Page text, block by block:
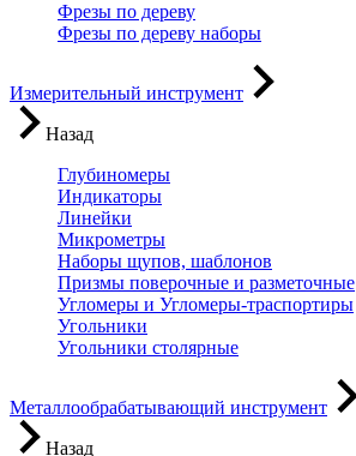
Фрезы по дереву
Фрезы по дереву наборы
Измерительный инструмент
Назад
Глубиномеры
Индикаторы
Линейки
Микрометры
Наборы щупов, шаблонов
Призмы поверочные и разметочные
Угломеры и Угломеры-траспортиры
Угольники
Угольники столярные
Металлообрабатывающий инструмент
Назад